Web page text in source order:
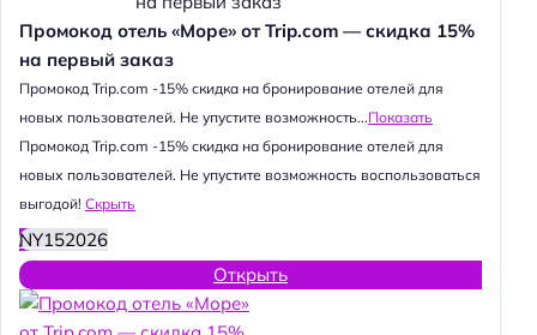
Промокод отель «Море» от Trip.com — скидка 15%
на первый заказ
Промокод Trip.com -15% скидка на бронирование отелей для
новых пользователей. Не упустите возможность...Показать
Промокод Trip.com -15% скидка на бронирование отелей для
новых пользователей. Не упустите возможность воспользоваться
выгодой! Скрыть
NY152026
Открыть